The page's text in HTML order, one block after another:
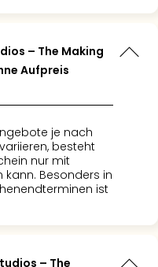
– The Making
Aufpreis
je nach
besteht
nur mit
Besonders in
ist
– The